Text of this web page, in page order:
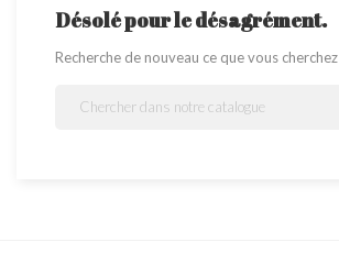
Désolé pour le désagrément.
Recherche de nouveau ce que vous cherchez